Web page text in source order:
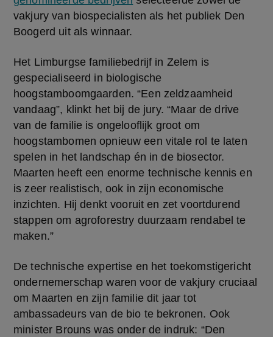
vakjury van biospecialisten als het publiek Den
Boogerd uit als winnaar.
Het Limburgse familiebedrijf in Zelem is
gespecialiseerd in biologische
hoogstamboomgaarden. “Een zeldzaamheid
vandaag”, klinkt het bij de jury. “Maar de drive
van de familie is ongelooflijk groot om
hoogstambomen opnieuw een vitale rol te laten
spelen in het landschap én in de biosector.
Maarten heeft een enorme technische kennis en
is zeer realistisch, ook in zijn economische
inzichten. Hij denkt vooruit en zet voortdurend
stappen om agroforestry duurzaam rendabel te
maken.”
De technische expertise en het toekomstigericht
ondernemerschap waren voor de vakjury cruciaal
om Maarten en zijn familie dit jaar tot
ambassadeurs van de bio te bekronen. Ook
minister Brouns was onder de indruk: “Den